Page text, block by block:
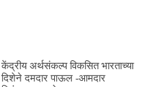
केंद्रीय अर्थसंकल्प विकसित भारताच्या
दिशेने दमदार पाऊल -आमदार